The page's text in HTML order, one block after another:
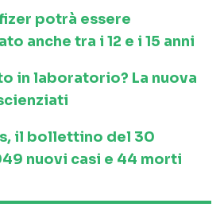
potrà essere
anche tra i 12 e i 15 anni
in laboratorio? La nuova
il bollettino del 30
nuovi casi e 44 morti